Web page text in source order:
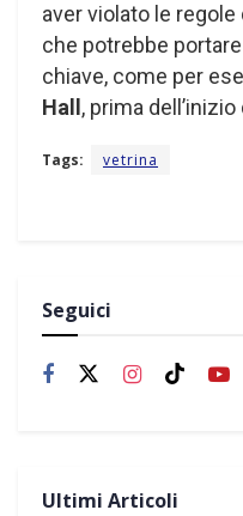
aver violato le
che potrebbe
chiave, come per
Hall , prima
Tags: vetrina
Seguici
Ultimi Articoli